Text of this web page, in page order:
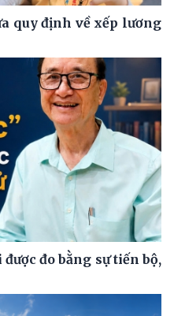
quy định về xếp lương
đo bằng sự tiến bộ,